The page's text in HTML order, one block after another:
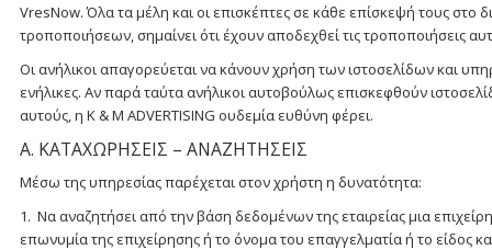
VresNow. Όλα τα μέλη και οι επισκέπτες σε κάθε επίσκεψή τους
τροποποιήσεων, σημαίνει ότι έχουν αποδεχθεί τις τροποποιήσεις
Οι ανήλικοι απαγορεύεται να κάνουν χρήση των ιστοσελίδων και
ενήλικες. Αν παρά ταύτα ανήλικοι αυτοβούλως επισκεφθούν
αυτούς, η K & M ADVERTISING ουδεμία ευθύνη φέρει.
Α. ΚΑΤΑΧΩΡΗΣΕΙΣ – ΑΝΑΖΗΤΗΣΕΙΣ
Μέσω της υπηρεσίας παρέχεται στον χρήστη η δυνατότητα:
1. Να αναζητήσει από την βάση δεδομένων της εταιρείας μια
επωνυμία της επιχείρησης ή το όνομα του επαγγελματία ή το είδος